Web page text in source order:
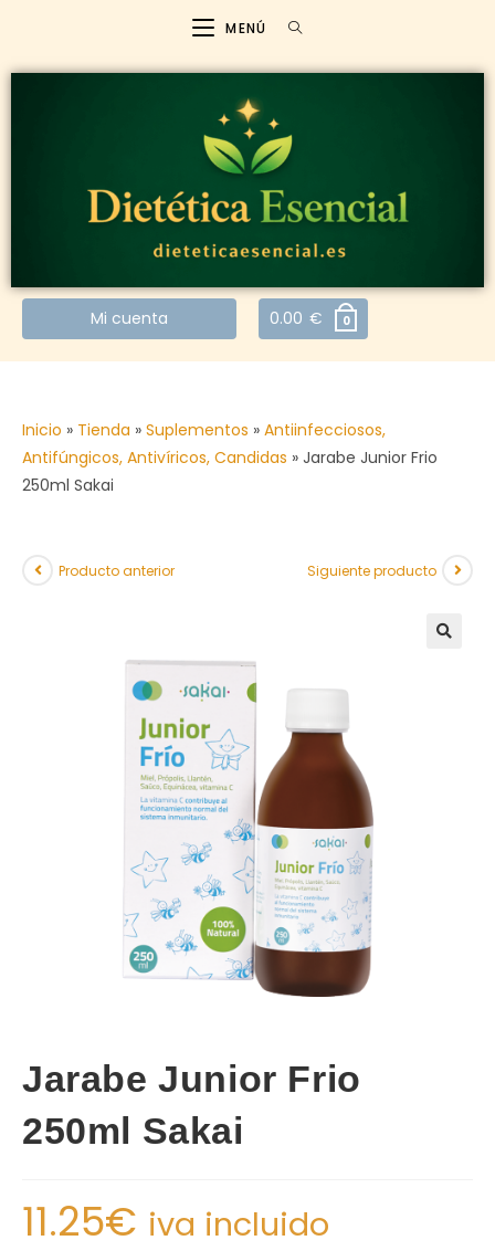
MENÚ
Mi cuenta 0.00 € 0
Inicio » Tienda » Suplementos » Antiinfecciosos,
Antifúngicos, Antivíricos, Candidas » Jarabe Junior Frio
250ml Sakai
Producto anterior Siguiente producto
Jarabe Junior Frio
250ml Sakai
11.25€ iva incluido